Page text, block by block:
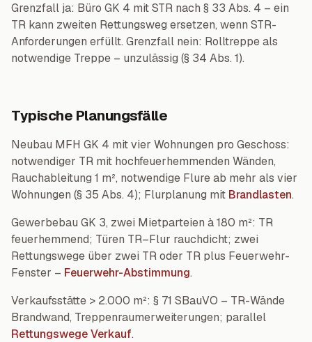
Grenzfall ja: Büro GK 4 mit STR nach § 33 Abs. 4 – ein
TR kann zweiten Rettungsweg ersetzen, wenn STR-
Anforderungen erfüllt. Grenzfall nein: Rolltreppe als
notwendige Treppe – unzulässig (§ 34 Abs. 1).
Typische Planungsfälle
Neubau MFH GK 4 mit vier Wohnungen pro Geschoss:
notwendiger TR mit hochfeuerhemmenden Wänden,
Rauchableitung 1 m², notwendige Flure ab mehr als vier
Wohnungen (§ 35 Abs. 4); Flurplanung mit Brandlasten.
Gewerbebau GK 3, zwei Mietparteien à 180 m²: TR
feuerhemmend; Türen TR–Flur rauchdicht; zwei
Rettungswege über zwei TR oder TR plus Feuerwehr-
Fenster – Feuerwehr-Abstimmung.
Verkaufsstätte > 2.000 m²: § 71 SBauVO – TR-Wände
Brandwand, Treppenraumerweiterungen; parallel
Rettungswege Verkauf.